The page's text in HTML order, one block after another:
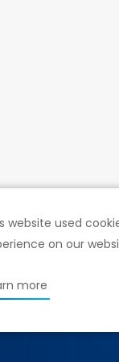
website used
on our
more
4樓